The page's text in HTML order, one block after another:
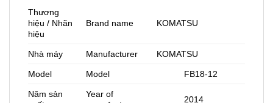
Thương
hiệu / Nhãn
hiệu
Brand name KOMATSU
Nhà máy Manufacturer KOMATSU
Model Model FB18-12
Năm sản
Year of
2014